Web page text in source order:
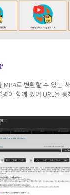
MP4로 변환할 수 있는
이 함께 있어 URL을